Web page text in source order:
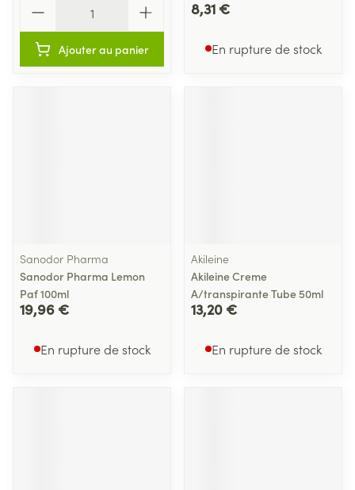
Ajouter au panier
8,31 €
En rupture de stock
Sanodor Pharma
Sanodor Pharma Lemon
Paf 100ml
19,96 €
En rupture de stock
Akileine
Akileine Creme
A/transpirante Tube 50ml
13,20 €
En rupture de stock